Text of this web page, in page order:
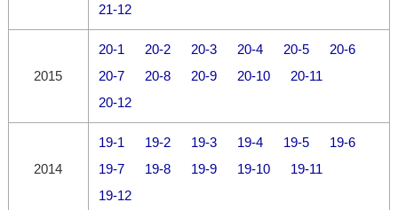
21-12
2015
20-1 20-2 20-3 20-4 20-5
20-6
20-7
20-8 20-9 20-10
20-11
20-12
2014
19-1 19-2 19-3 19-4 19-5
19-6
19-7
19-8 19-9 19-10
19-11
19-12